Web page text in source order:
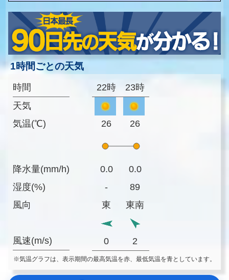
1時間ごとの天気
時間
天気
気温(℃)
降水量(mm/h)
湿度(%)
風向
風速(m/s)
22時 23時
26 26
0.0
0.0
-
89
東
東南
0 2
※気温グラフは、表示期間の最高気温を赤、最低気温を青としています。